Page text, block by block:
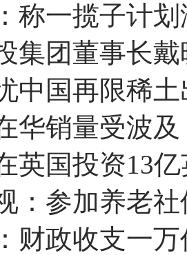
称一揽子计
集团董事长
中国再限稀
华销量受波
英国投资13
：参加养老
财政收支一